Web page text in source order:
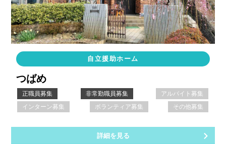
自立援助ホーム
つばめ
正職員募集 非常勤職員募集
アルバイト募集
インターン募集
ボランティア募集 その他募集
詳細を見る